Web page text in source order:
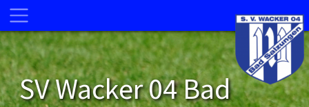
SV Wacker 04 Bad